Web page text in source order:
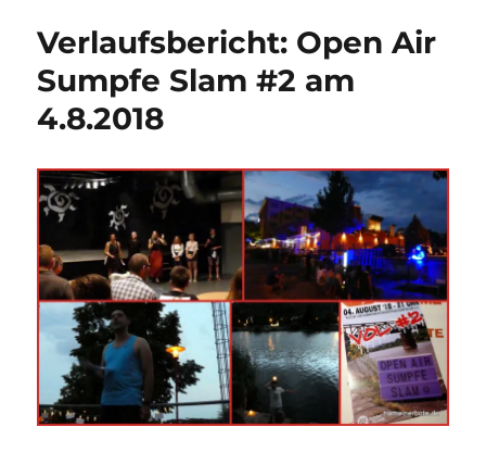
Verlaufsbericht: Open Air
Sumpfe Slam #2 am
4.8.2018